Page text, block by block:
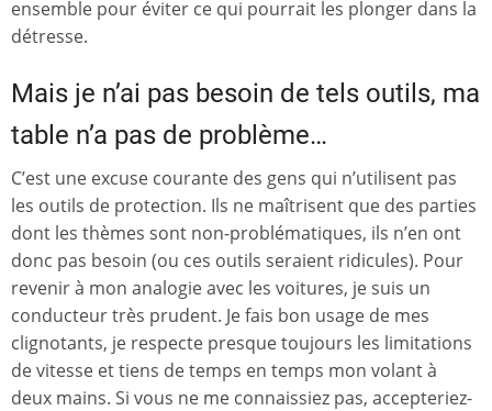
ensemble pour éviter ce qui pourrait les plonger dans la
détresse.
Mais je n’ai pas besoin de tels outils, ma
table n’a pas de problème…
C’est une excuse courante des gens qui n’utilisent pas
les outils de protection. Ils ne maîtrisent que des parties
dont les thèmes sont non-problématiques, ils n’en ont
donc pas besoin (ou ces outils seraient ridicules). Pour
revenir à mon analogie avec les voitures, je suis un
conducteur très prudent. Je fais bon usage de mes
clignotants, je respecte presque toujours les limitations
de vitesse et tiens de temps en temps mon volant à
deux mains. Si vous ne me connaissiez pas, accepteriez-